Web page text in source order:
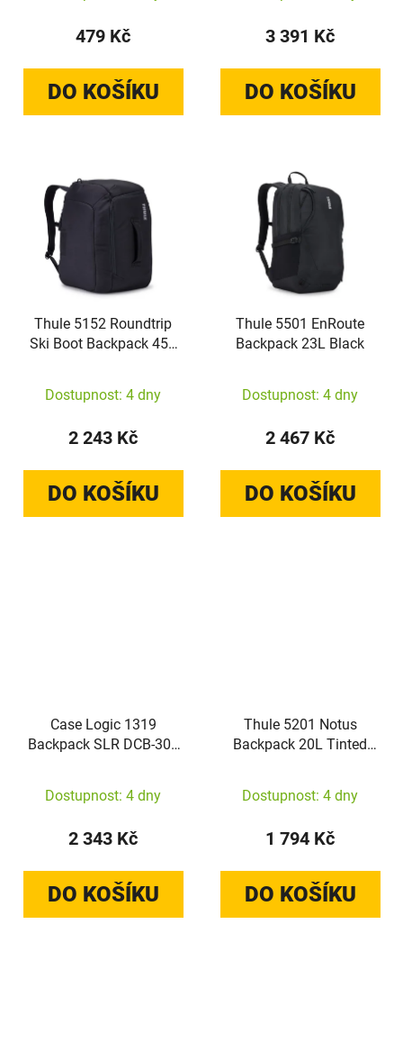
479 Kč
DO KOŠÍKU
3 391 Kč
DO KOŠÍKU
Thule 5152 Roundtrip
Ski Boot Backpack 45L
Dostupnost: 4 dny
2 243 Kč
DO KOŠÍKU
Thule 5501 EnRoute
Backpack 23L Black
Dostupnost: 4 dny
2 467 Kč
DO KOŠÍKU
Case Logic 1319
Backpack SLR DCB-309
Dostupnost: 4 dny
2 343 Kč
DO KOŠÍKU
Thule 5201 Notus
Backpack 20L Tinted
Dostupnost: 4 dny
1 794 Kč
DO KOŠÍKU